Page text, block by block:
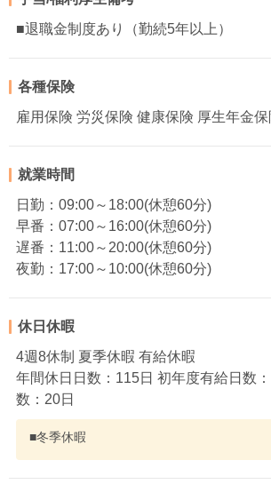
■退職金制度あり（勤続5年以上）
各種保険
雇用保険 労災保険 健康保険 厚生年金保
就業時間
日勤：09:00～18:00(休憩60分)
早番：07:00～16:00(休憩60分)
遅番：11:00～20:00(休憩60分)
夜勤：17:00～10:00(休憩60分)
休日休暇
4週8休制 夏季休暇 有給休暇
年間休日日数：115日 初年度有給日数
数：20日
■冬季休暇